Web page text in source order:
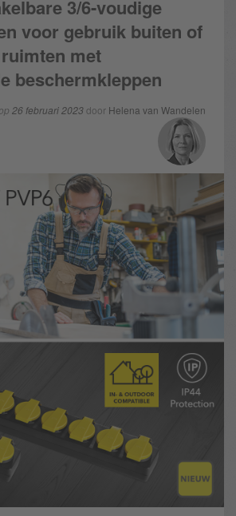
3/6-voudige
voor gebruik buiten of
met
beschermkleppen
26 februari 2023door Helena van Wandelen